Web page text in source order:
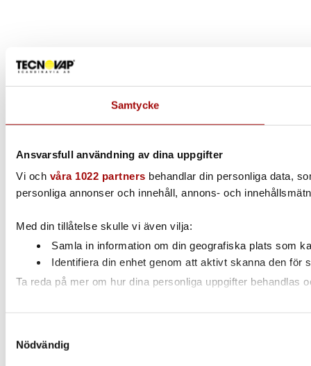
Samtycke
Ansvarsfull användning av dina uppgifter
Vi och våra 1022 partners behandlar din personliga data,
personliga annonser och innehåll, annons- och
Med din tillåtelse skulle vi även vilja:
Samla in information om din geografiska plats som
Identifiera din enhet genom att aktivt skanna den för
Ta reda på mer om hur dina personliga uppgifter behandlas
Vi använder enhetsidentifierare för att anpassa innehållet
som de har samlat in när du har använt deras tjänster.
Nödvändig